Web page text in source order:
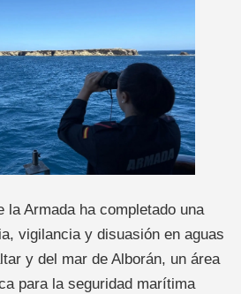
la Armada ha completado una
vigilancia y disuasión en aguas
y del mar de Alborán, un área
para la seguridad marítima